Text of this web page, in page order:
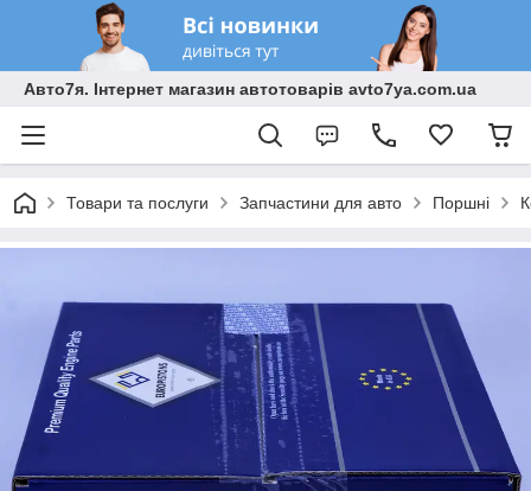
Авто7я. Інтернет магазин автотоварів avto7ya.com.ua
Товари та послуги Запчастини для авто Поршні